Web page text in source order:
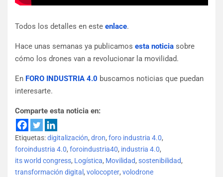
Todos los detalles en este enlace.
Hace unas semanas ya publicamos esta noticia sobre
cómo los drones van a revolucionar la movilidad.
En FORO INDUSTRIA 4.0 buscamos noticias que puedan
interesarte.
Comparte esta noticia en:
Etiquetas:digitalización, dron, foro industria 4.0,
foroindustria 4.0, foroindustria40, industria 4.0,
its world congress, Logística, Movilidad, sostenibilidad,
transformación digital , volocopter, volodrone